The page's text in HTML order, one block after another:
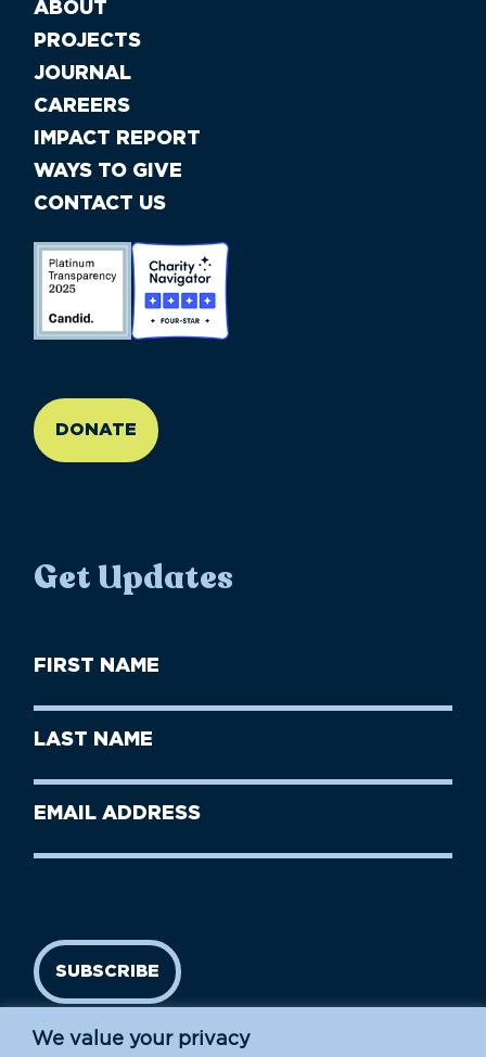
We value your privacy
ABOUT
PROJECTS
JOURNAL
CAREERS
IMPACT REPORT
WAYS TO GIVE
CONTACT US
DONATE
Get Updates
First
Name
Last
Name
Email
SUBSCRIBE